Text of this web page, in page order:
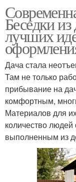
Беседки
лучших
Дача стала
Там не только
прибывание на
комфортным,
Материалов для
количество людей
выполненным из